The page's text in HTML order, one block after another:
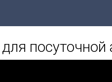
посуточной